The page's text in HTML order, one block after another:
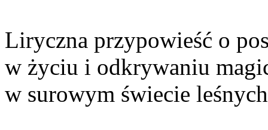
Liryczna przypowieść o
w życiu i odkrywaniu
w surowym świecie